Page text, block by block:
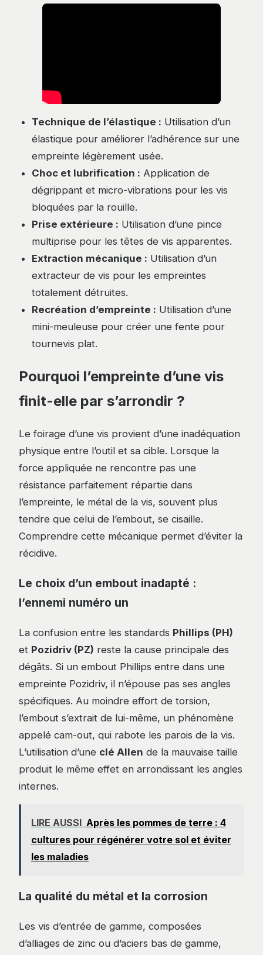
Technique de l’élastique : Utilisation d’un
élastique pour améliorer l’adhérence sur une
empreinte légèrement usée.
Choc et lubrification : Application de
dégrippant et micro-vibrations pour les vis
bloquées par la rouille.
Prise extérieure : Utilisation d’une pince
multiprise pour les têtes de vis apparentes.
Extraction mécanique : Utilisation d’un
extracteur de vis pour les empreintes
totalement détruites.
Recréation d’empreinte : Utilisation d’une
mini-meuleuse pour créer une fente pour
tournevis plat.
Pourquoi l’empreinte d’une vis
finit-elle par s’arrondir ?
Le foirage d’une vis provient d’une inadéquation
physique entre l’outil et sa cible. Lorsque la
force appliquée ne rencontre pas une
résistance parfaitement répartie dans
l’empreinte, le métal de la vis, souvent plus
tendre que celui de l’embout, se cisaille.
Comprendre cette mécanique permet d’éviter la
récidive.
Le choix d’un embout inadapté :
l’ennemi numéro un
La confusion entre les standards Phillips (PH)
et Pozidriv (PZ) reste la cause principale des
dégâts. Si un embout Phillips entre dans une
empreinte Pozidriv, il n’épouse pas ses angles
spécifiques. Au moindre effort de torsion,
l’embout s’extrait de lui-même, un phénomène
appelé cam-out, qui rabote les parois de la vis.
L’utilisation d’une clé Allen de la mauvaise taille
produit le même effet en arrondissant les angles
internes.
LIRE AUSSI Après les pommes de terre : 4
cultures pour régénérer votre sol et éviter
les maladies
La qualité du métal et la corrosion
Les vis d’entrée de gamme, composées
d’alliages de zinc ou d’aciers bas de gamme,